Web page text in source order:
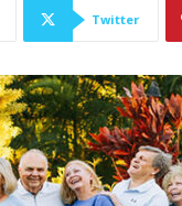
Twitter